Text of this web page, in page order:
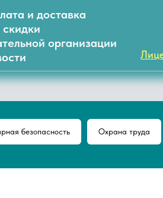
и доставка
организации
безопасность Охрана труда